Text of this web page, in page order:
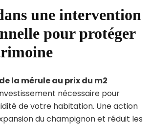
une intervention
pour protéger
la mérule au prix du m2
nécessaire pour
de votre habitation. Une action
du champignon et réduit les